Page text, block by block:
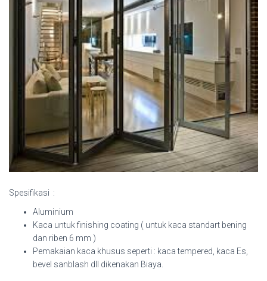
Spesifikasi :
Aluminium
Kaca untuk finishing coating ( untuk kaca standart bening
dan riben 6 mm )
Pemakaian kaca khusus seperti : kaca tempered, kaca Es,
bevel sanblash dll dikenakan Biaya.